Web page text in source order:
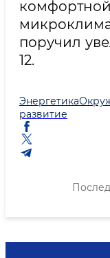
поручил
12.
Энергетика
развитие